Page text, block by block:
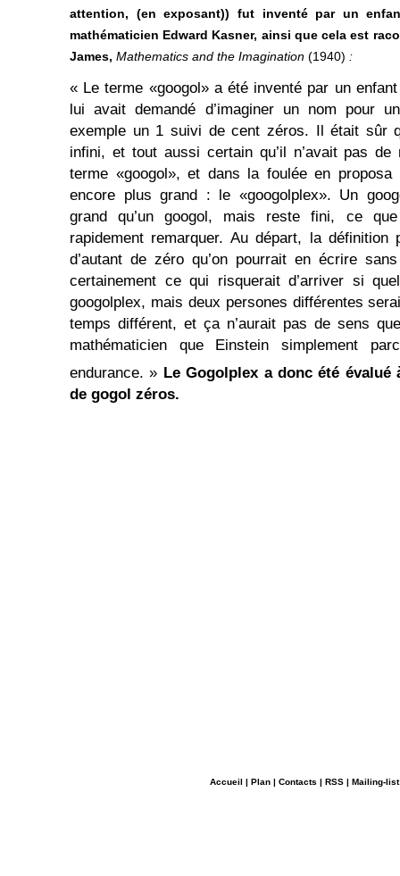
attention, (en exposant)) fut inventé par un
mathématicien Edward Kasner, ainsi que cela est
James, Mathematics and the Imagination (1940) :
« Le terme «googol» a été inventé par un
lui avait demandé d’imaginer un nom pour
exemple un 1 suivi de cent zéros. Il était sûr
infini, et tout aussi certain qu’il n’avait pas
terme «googol», et dans la foulée en
encore plus grand : le «googolplex». Un
grand qu’un googol, mais reste fini, ce
rapidement remarquer. Au départ, la
d’autant de zéro qu’on pourrait en écrire
certainement ce qui risquerait d’arriver si
googolplex, mais deux persones différentes
temps différent, et ça n’aurait pas de sens
mathématicien que Einstein simplement
endurance. » Le Gogolplex a donc été évalué
de gogol zéros.
Accueil | Plan | Contacts | RSS | Mailing-list